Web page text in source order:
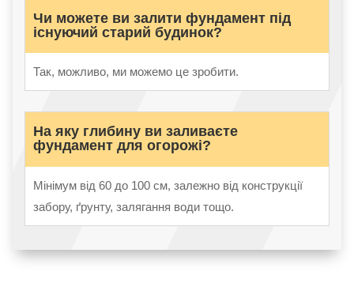
Чи можете ви залити фундамент під
існуючий старий будинок?
Так, можливо, ми можемо це зробити.
На яку глибину ви заливаєте
фундамент для огорожі?
Мінімум від 60 до 100 см, залежно від конструкції
забору, ґрунту, залягання води тощо.